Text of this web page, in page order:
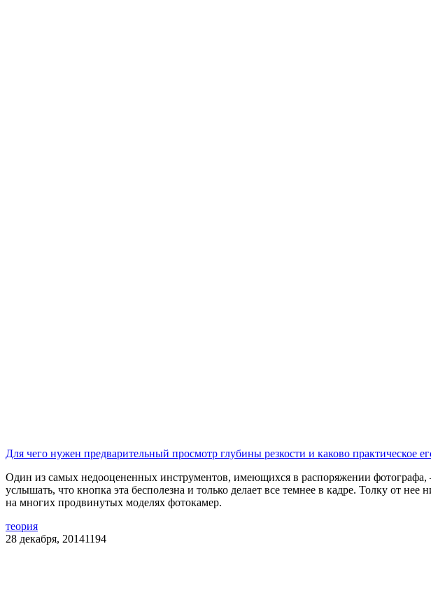
Для чего нужен предварительный просмотр глубины резкости и каково практическое
Один из самых недооцененных инструментов, имеющихся в распоряжении
услышать, что кнопка эта бесполезна и только делает все темнее в кадре. Толку от
на многих продвинутых моделях фотокамер.
теория
28 декабря, 20141194